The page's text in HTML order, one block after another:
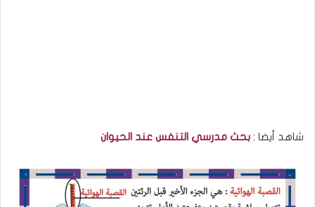
شاهد أيضا : بحث مدرسي التنفس عند الحيوان